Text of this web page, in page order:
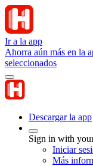
Ir a la app
Ahorra aún más en la
seleccionados
Descargar la app
Sign in with
Iniciar
Más